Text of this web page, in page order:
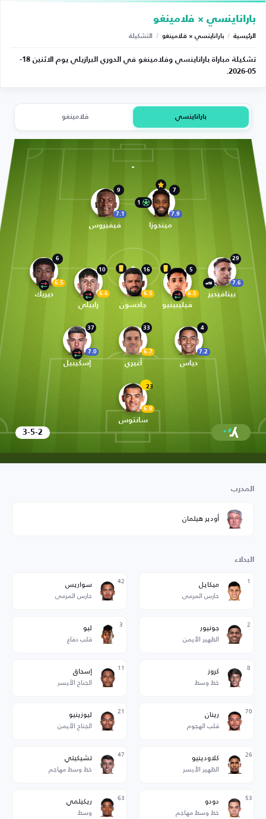
باراناينسي × فلامينغو
الرئيسية / باراناينسي × فلامينغو / التشكيلة
تشكيلة مباراة باراناينسي وفلامينغو في الدوري البرازيلي يوم الاثنين 18-
05-2026.
باراناينسي فلامينغو
9
7.1
فيفيروس
7
7.9
1
ميندوزا
6
6.5
ديريك
10
6.6
زابيلي
16
6.5
جادسون
5
6.5
فيليبينيو
29
7.6
بينافيديز
37
7.0
إسكيبيل
33
6.7
أغيري
4
7.2
دياس
23
6.9
سانتوس
3-5-2
المدرب
أودير هيلمان
البدلاء
1 ميكايل
حارس المرمى
42 سواريس
حارس المرمى
2 جونيور
الظهير الأيمن
3 ليو
قلب دفاع
8 كروز
خط وسط
11 إسحاق
الجناح الأيسر
70 رينان
قلب الهجوم
21 ليوزينيو
الجناح الأيمن
26 كلاودينيو
الظهير الأيسر
47 تشيكيتي
خط وسط مهاجم
53 دودو
خط وسط مهاجم
63 ريكيلمي
وسط